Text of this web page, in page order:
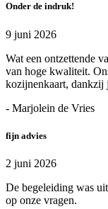
Onder de indruk!
9 juni 2026
Wat een ontzettende
van hoge kwaliteit.
kozijnenkaart, dankzij
- Marjolein de Vries
fijn advies
2 juni 2026
De begeleiding was
op onze vragen.